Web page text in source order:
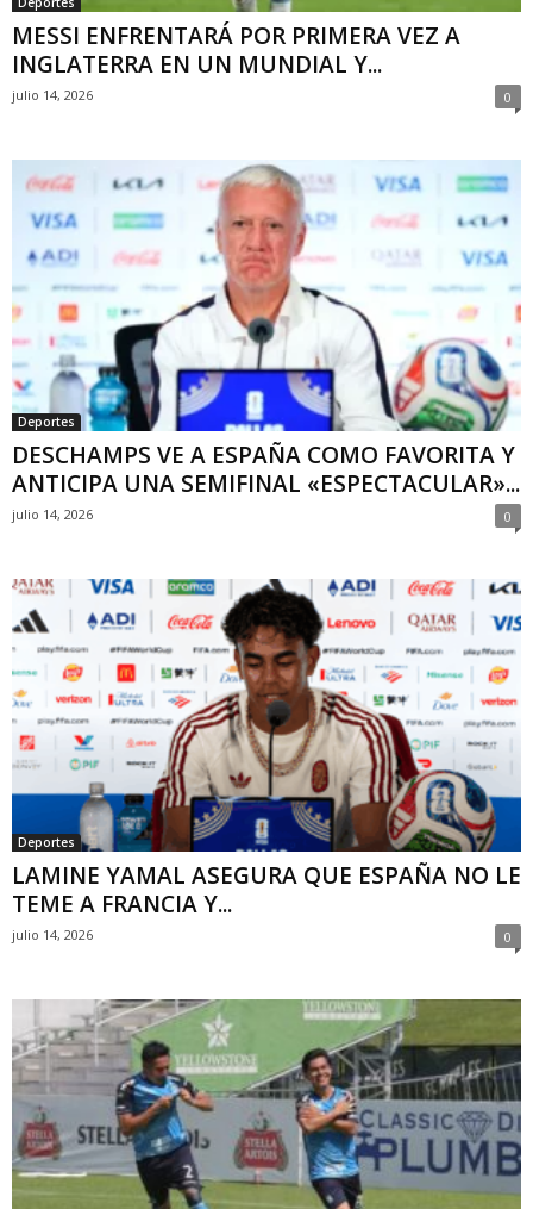
MESSI ENFRENTARÁ POR PRIMERA VEZ A
INGLATERRA EN UN MUNDIAL Y...
julio 14, 2026 0
Deportes
DESCHAMPS VE A ESPAÑA COMO FAVORITA Y
ANTICIPA UNA SEMIFINAL «ESPECTACULAR»...
julio 14, 2026 0
Deportes
LAMINE YAMAL ASEGURA QUE ESPAÑA NO LE
TEME A FRANCIA Y...
julio 14, 2026 0